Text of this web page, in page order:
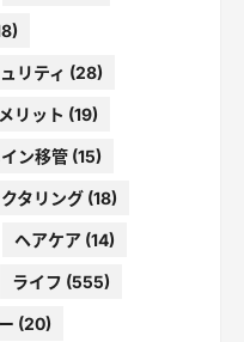
リティ (28)
リット (19)
ン移管(15)
タリング(18)
ヘアケア(14)
ライフ (555)
(20)